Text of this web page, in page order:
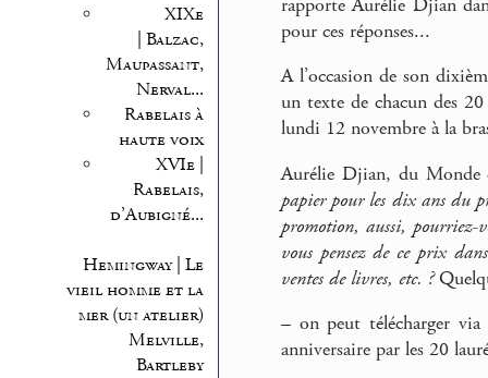
XIXe
| Balzac,
Maupassant,
Nerval...
Rabelais à
haute voix
XVIe |
Rabelais,
d’Aubigné...
Hemingway | Le
vieil homme et la
mer (un atelier)
Melville,
Bartleby
rapporte Aurélie Djian
pour ces réponses...
A l’occasion de son
un texte de chacun des
lundi 12 novembre à la
Aurélie Djian, du Monde
papier pour les dix ans du
promotion, aussi, pourriez-
vous pensez de ce prix
ventes de livres, etc. ?
– on peut télécharger via
anniversaire par les 20